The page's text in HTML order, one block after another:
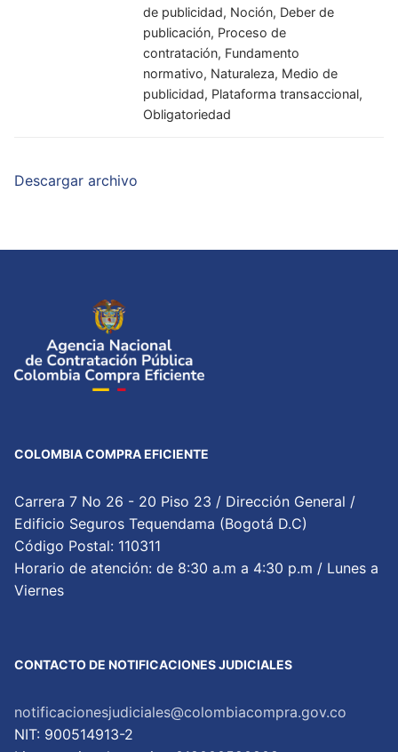
de publicidad, Noción, Deber de
publicación, Proceso de
contratación, Fundamento
normativo, Naturaleza, Medio de
publicidad, Plataforma transaccional,
Obligatoriedad
Descargar archivo
COLOMBIA COMPRA EFICIENTE
Carrera 7 No 26 - 20 Piso 23 / Dirección General /
Edificio Seguros Tequendama (Bogotá D.C)
Código Postal: 110311
Horario de atención: de 8:30 a.m a 4:30 p.m / Lunes a
Viernes
CONTACTO DE NOTIFICACIONES JUDICIALES
notificacionesjudiciales@colombiacompra.gov.co
NIT: 900514913-2